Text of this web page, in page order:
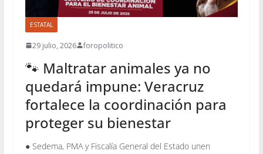
ESTATAL
29 julio, 2026 foropolitico
🐾 Maltratar animales ya no
quedará impune: Veracruz
fortalece la coordinación para
proteger su bienestar
● Sedema, PMA y Fiscalía General del Estado unen